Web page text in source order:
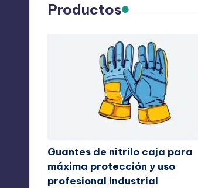
Productos
Guantes de nitrilo caja para
máxima protección y uso
profesional industrial